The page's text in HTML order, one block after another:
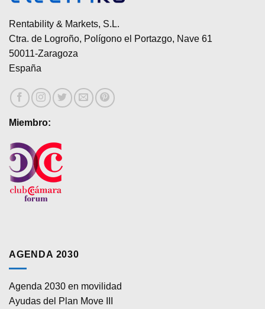
se
pueden
en
la
de
producto
elegir
Rentability & Markets, S.L.
Ctra. de Logroño, Polígono el Portazgo, Nave 61
50011-Zaragoza
España
Miembro:
AGENDA 2030
Agenda 2030 en movilidad
Ayudas del Plan Move III